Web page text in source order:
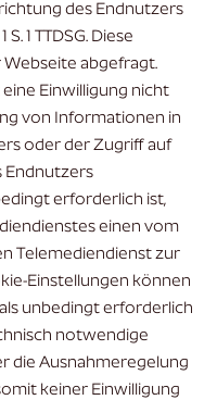
des Endnutzers
1 TTDSG. Diese
abgefragt.
eine Einwilligung nicht
von Informationen in
oder der Zugriff auf
Endnutzers
erforderlich ist,
einen vom
Telemediendienst zur
Einstellungen können
unbedingt erforderlich
notwendige
die Ausnahmeregelung
keiner Einwilligung